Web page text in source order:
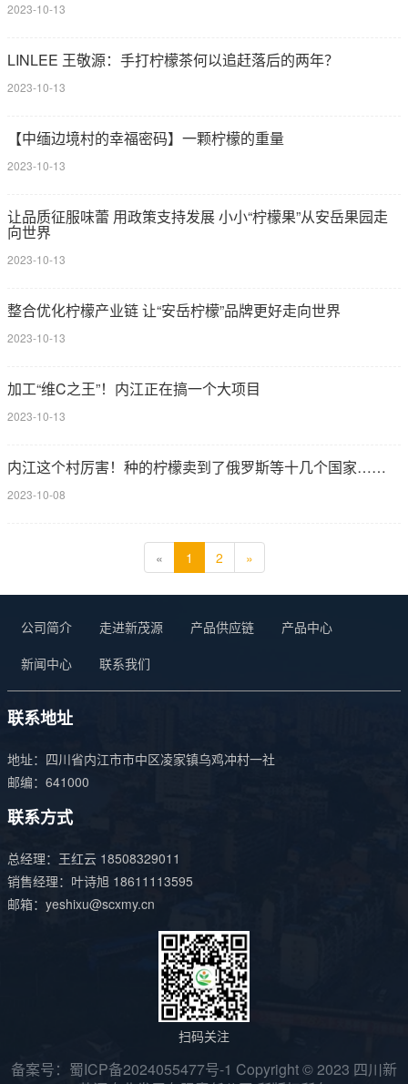
2023-10-13
LINLEE 王敬源：手打柠檬茶何以追赶落后的两年？
2023-10-13
【中缅边境村的幸福密码】一颗柠檬的重量
2023-10-13
让品质征服味蕾 用政策支持发展 小小“柠檬果”从安岳果园走
向世界
2023-10-13
整合优化柠檬产业链 让“安岳柠檬”品牌更好走向世界
2023-10-13
加工“维C之王”！内江正在搞一个大项目
2023-10-13
内江这个村厉害！种的柠檬卖到了俄罗斯等十几个国家……
2023-10-08
« 1 2 »
公司简介 走进新茂源 产品供应链
产品中心
新闻中心
联系我们
联系地址
地址：四川省内江市市中区凌家镇乌鸡冲村一社
邮编：641000
联系方式
总经理：王红云 18508329011
销售经理：叶诗旭 18611113595
邮箱： yeshixu@scxmy.cn
扫码关注
备案号： 蜀ICP备2024055477号-1 Copyright © 2023 四川新